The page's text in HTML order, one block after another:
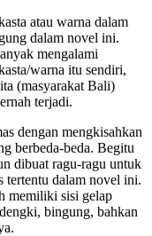
atau warna dalam
dalam novel ini.
mengalami
warna itu sendiri,
(masyarakat Bali)
terjadi.
dengan mengkisahkan
berbeda-beda. Begitu
dibuat ragu-ragu untuk
tertentu dalam novel ini.
memiliki sisi gelap
bingung, bahkan